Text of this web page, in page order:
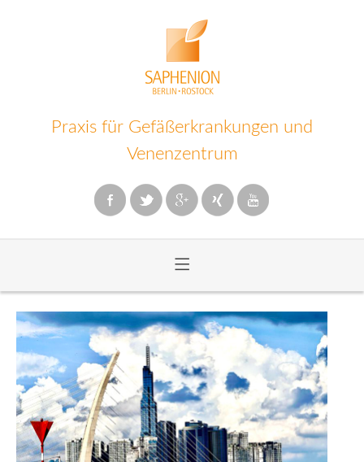
Praxis für Gefäßerkrankungen und
Venenzentrum
≡
Inhalt
wechseln